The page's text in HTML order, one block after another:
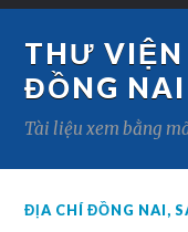
THƯ
ĐỒNG NAI
Tài liệu xem bằng
ĐỊA CHÍ ĐỒNG NAI,